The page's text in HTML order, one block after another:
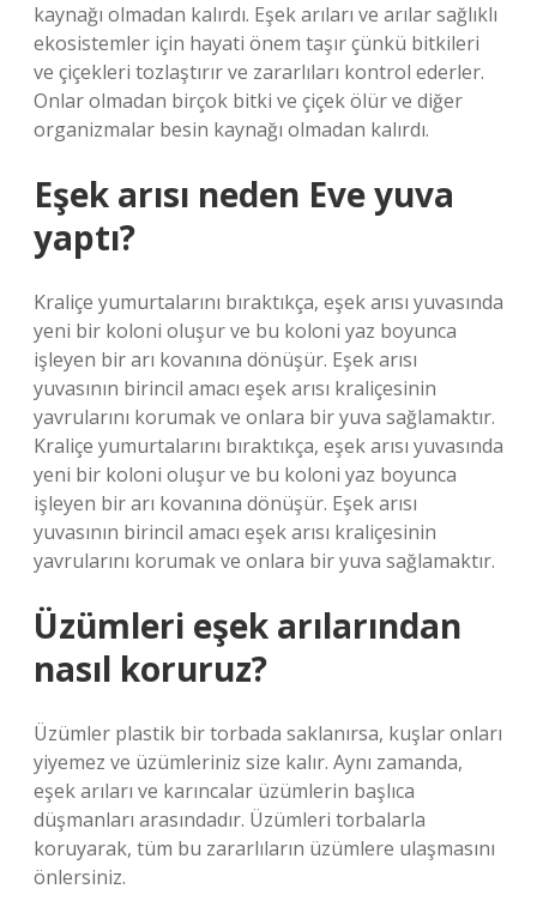
kaynağı olmadan kalırdı. Eşek arıları ve arılar sağlıklı
ekosistemler için hayati önem taşır çünkü bitkileri
ve çiçekleri tozlaştırır ve zararlıları kontrol ederler.
Onlar olmadan birçok bitki ve çiçek ölür ve diğer
organizmalar besin kaynağı olmadan kalırdı.
Eşek arısı neden Eve yuva
yaptı?
Kraliçe yumurtalarını bıraktıkça, eşek arısı yuvasında
yeni bir koloni oluşur ve bu koloni yaz boyunca
işleyen bir arı kovanına dönüşür. Eşek arısı
yuvasının birincil amacı eşek arısı kraliçesinin
yavrularını korumak ve onlara bir yuva sağlamaktır.
Kraliçe yumurtalarını bıraktıkça, eşek arısı yuvasında
yeni bir koloni oluşur ve bu koloni yaz boyunca
işleyen bir arı kovanına dönüşür. Eşek arısı
yuvasının birincil amacı eşek arısı kraliçesinin
yavrularını korumak ve onlara bir yuva sağlamaktır.
Üzümleri eşek arılarından
nasıl koruruz?
Üzümler plastik bir torbada saklanırsa, kuşlar onları
yiyemez ve üzümleriniz size kalır. Aynı zamanda,
eşek arıları ve karıncalar üzümlerin başlıca
düşmanları arasındadır. Üzümleri torbalarla
koruyarak, tüm bu zararlıların üzümlere ulaşmasını
önlersiniz.